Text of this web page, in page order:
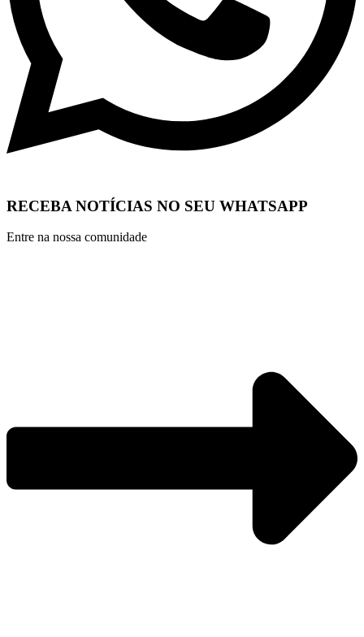
RECEBA NOTÍCIAS NO SEU WHATSAPP
Entre na nossa comunidade